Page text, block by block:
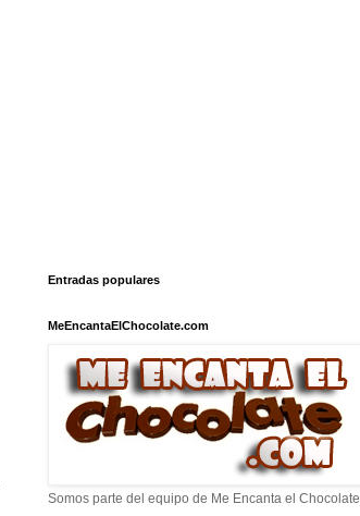
Entradas populares
MeEncantaElChocolate.com
Somos parte del equipo de Me Encanta el Chocolate